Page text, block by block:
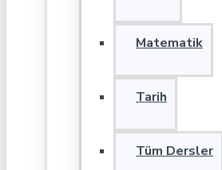
Matematik
Tarih
Tüm Dersler